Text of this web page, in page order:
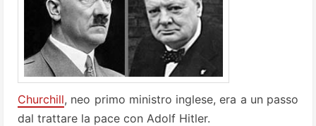
Churchill, neo primo ministro inglese, era a un passo
dal trattare la pace con Adolf Hitler.